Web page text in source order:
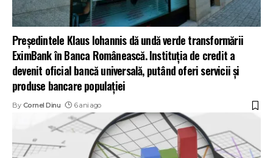
Președintele Klaus Iohannis dă undă verde transformării
EximBank în Banca Românească. Instituția de credit a
devenit oficial bancă universală, putând oferi servicii și
produse bancare populației
By Cornel Dinu 6 ani ago